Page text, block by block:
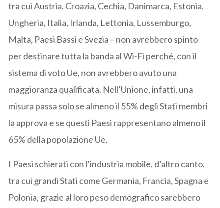
tra cui Austria, Croazia, Cechia, Danimarca, Estonia,
Ungheria, Italia, Irlanda, Lettonia, Lussemburgo,
Malta, Paesi Bassi e Svezia – non avrebbero spinto
per destinare tutta la banda al Wi-Fi perché, con il
sistema di voto Ue, non avrebbero avuto una
maggioranza qualificata. Nell’Unione, infatti, una
misura passa solo se almeno il 55% degli Stati membri
la approva e se questi Paesi rappresentano almeno il
65% della popolazione Ue.
I Paesi schierati con l’industria mobile, d’altro canto,
tra cui grandi Stati come Germania, Francia, Spagna e
Polonia, grazie al loro peso demografico sarebbero